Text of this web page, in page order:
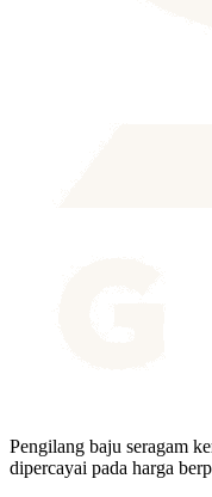
Pengilang baju seragam
dipercayai pada harga